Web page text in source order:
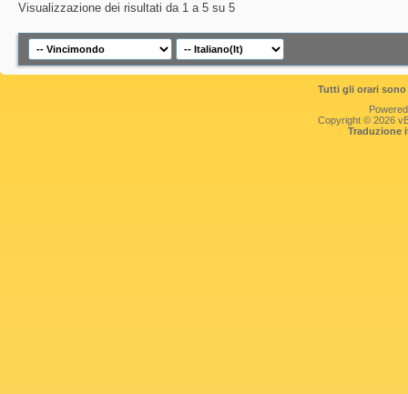
Visualizzazione dei risultati da 1 a 5 su 5
Tutti gli orari
Copyright © 2026
Traduzione